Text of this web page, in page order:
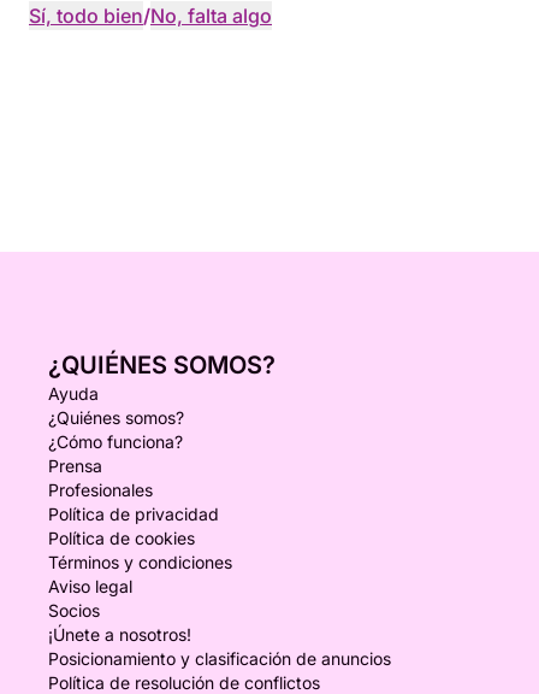
Sí, todo bien/No, falta algo
¿QUIÉNES SOMOS?
Ayuda
¿Quiénes somos?
¿Cómo funciona?
Prensa
Profesionales
Política de privacidad
Política de cookies
Términos y condiciones
Aviso legal
Socios
¡Únete a nosotros!
Posicionamiento y clasificación de anuncios
Política de resolución de conflictos